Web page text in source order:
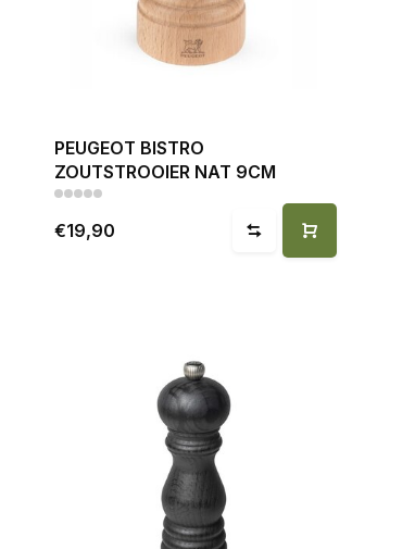
PEUGEOT BISTRO
ZOUTSTROOIER NAT 9CM
€19,90